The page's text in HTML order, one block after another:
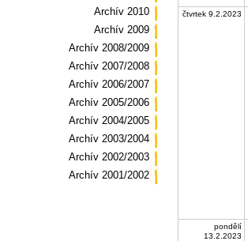
Archív 2010
Archív 2009
Archív 2008/2009
Archív 2007/2008
Archív 2006/2007
Archív 2005/2006
Archív 2004/2005
Archív 2003/2004
Archív 2002/2003
Archív 2001/2002
čtvrtek 9.2.2023
pondělí
13.2.2023